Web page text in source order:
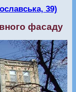
39)
фасаду